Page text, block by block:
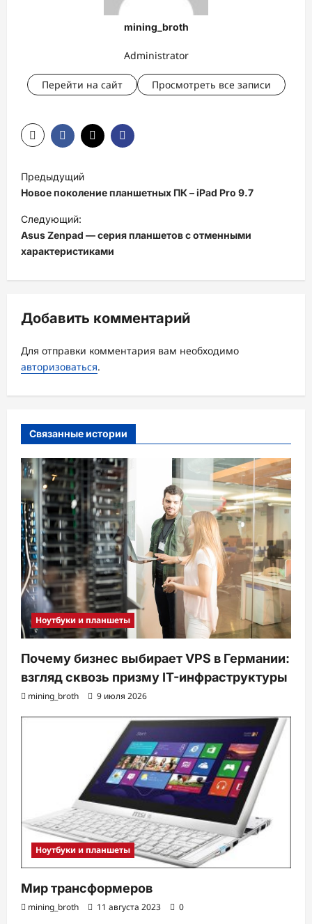
mining_broth
Administrator
Перейти на сайт Просмотреть все записи
а
в
и
г
а
и
з
и
с
и
Предыдущий
Новое поколение планшетных ПК – iPad Pro 9.7
Следующий:
Asus Zenpad — серия планшетов с отменными
характеристиками
Добавить комментарий
Для отправки комментария вам необходимо
авторизоваться.
Связанные истории
Ноутбуки и планшеты
Почему бизнес выбирает VPS в Германии:
взгляд сквозь призму IT-инфраструктуры
mining_broth 9 июля 2026
Ноутбуки и планшеты
Мир трансформеров
mining_broth 11 августа 2023 0